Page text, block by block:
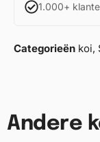
1.000+
Categorieën koi,
Andere